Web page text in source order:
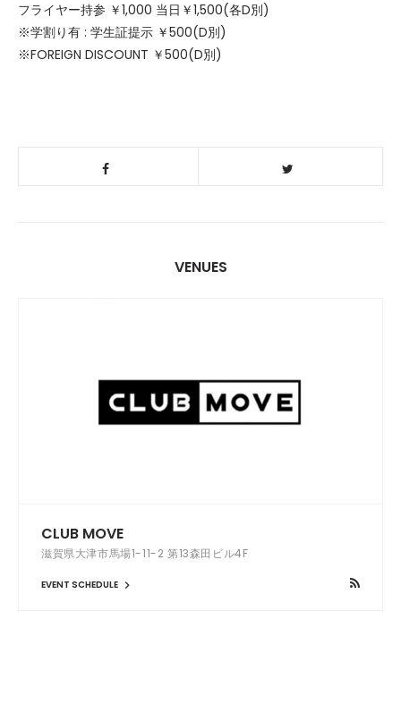
フライヤー持参 ￥1,000 当日￥1,500(各D別)
※学割り有 : 学生証提示 ￥500(D別)
※FOREIGN DISCOUNT ￥500(D別)
VENUES
CLUB MOVE
滋賀県大津市馬場1-11-2 第13森田ビル4F
EVENT SCHEDULE